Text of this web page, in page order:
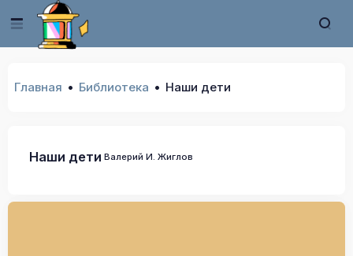
Главная Библиотека Наши дети
Наши дети Валерий И. Жиглов